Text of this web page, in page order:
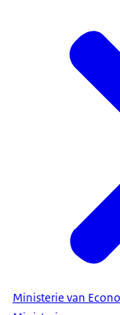
Ministerie van